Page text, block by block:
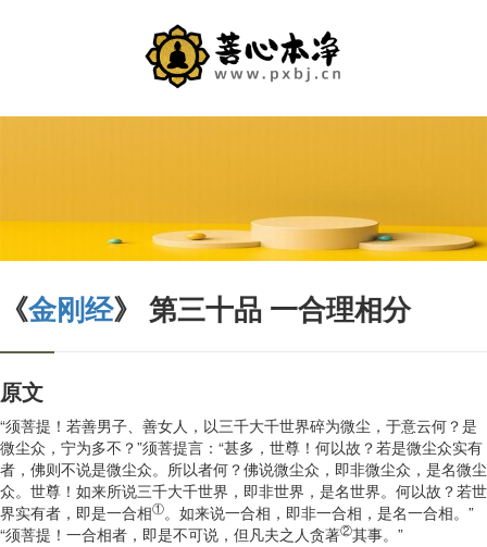
《金刚经》 第三十品 一合理相分
原文
“须菩提！若善男子、善女人，以三千大千世界碎为微尘，于意云何？是
微尘众，宁为多不？”须菩提言：“甚多，世尊！何以故？若是微尘众实有
者，佛则不说是微尘众。所以者何？佛说微尘众，即非微尘众，是名微尘
众。世尊！如来所说三千大千世界，即非世界，是名世界。何以故？若世
界实有者，即是一合相①。如来说一合相，即非一合相，是名一合相。”
“须菩提！一合相者，即是不可说，但凡夫之人贪著②其事。”